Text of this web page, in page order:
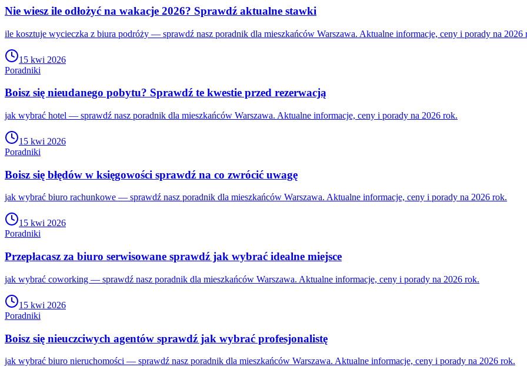
Nie wiesz ile odłożyć na wakacje 2026? Sprawdź aktualne stawki
ile kosztuje wycieczka z biura podróży — sprawdź nasz poradnik dla mieszkańców Warszawa. Aktualne informacje, ceny i porady na 2026
15 kwi 2026
Poradniki
Boisz się nieudanego pobytu? Sprawdź te kwestie przed rezerwacją
jak wybrać hotel — sprawdź nasz poradnik dla mieszkańców Warszawa. Aktualne informacje, ceny i porady na 2026 rok.
15 kwi 2026
Poradniki
Boisz się błędów w księgowości sprawdź na co zwrócić uwagę
jak wybrać biuro rachunkowe — sprawdź nasz poradnik dla mieszkańców Warszawa. Aktualne informacje, ceny i porady na 2026 rok.
15 kwi 2026
Poradniki
Przepłacasz za biuro serwisowane sprawdź jak wybrać idealne miejsce
jak wybrać coworking — sprawdź nasz poradnik dla mieszkańców Warszawa. Aktualne informacje, ceny i porady na 2026 rok.
15 kwi 2026
Poradniki
Boisz się nieuczciwych agentów sprawdź jak wybrać profesjonalistę
jak wybrać biuro nieruchomości — sprawdź nasz poradnik dla mieszkańców Warszawa. Aktualne informacje, ceny i porady na 2026 rok.